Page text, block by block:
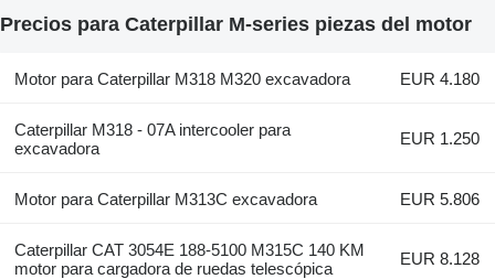
Precios para Caterpillar M-series piezas del motor
Motor para Caterpillar M318 M320 excavadora EUR 4.180
Caterpillar M318 - 07A intercooler para
excavadora
EUR 1.250
Motor para Caterpillar M313C excavadora EUR 5.806
Caterpillar CAT 3054E 188-5100 M315C 140 KM
motor para cargadora de ruedas telescópica
EUR 8.128